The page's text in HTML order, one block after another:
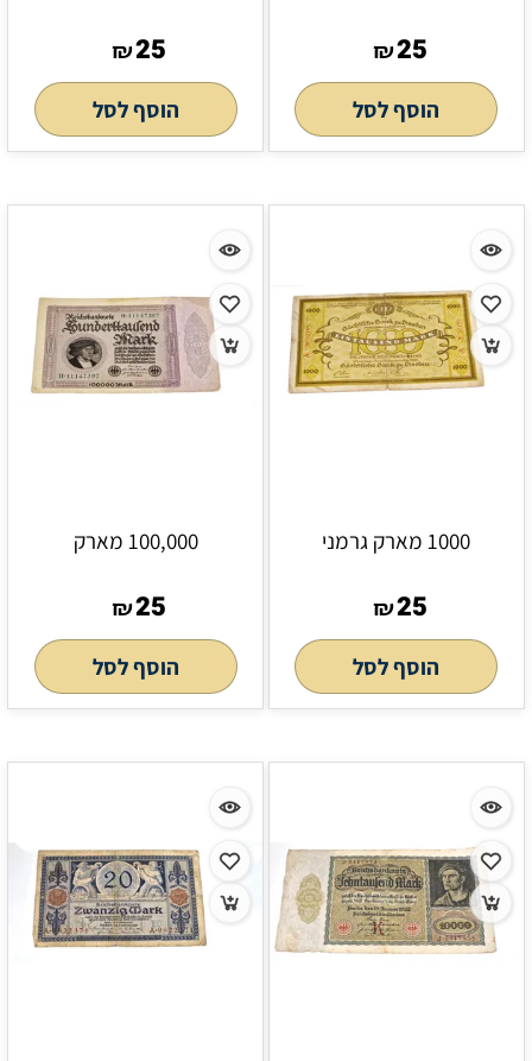
₪25
הוסף לסל
₪25
הוסף לסל
1000 מארק גרמני
₪25
הוסף לסל
100,000 מארק
₪25
הוסף לסל